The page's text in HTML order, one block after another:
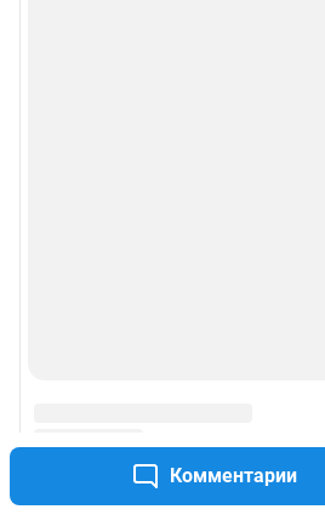
Комментарии